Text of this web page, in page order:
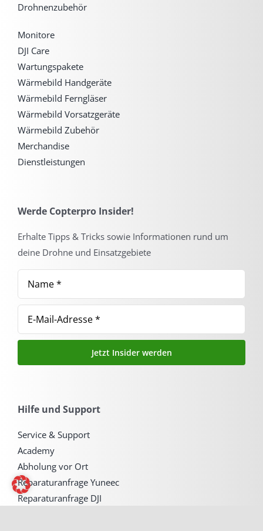
Drohnenzubehör
Monitore
DJI Care
Wartungspakete
Wärmebild Handgeräte
Wärmebild Ferngläser
Wärmebild Vorsatzgeräte
Wärmebild Zubehör
Merchandise
Dienstleistungen
Werde Copterpro Insider!
Erhalte Tipps & Tricks sowie Informationen rund um
deine Drohne und Einsatzgebiete
Jetzt Insider werden
Hilfe und Support
Service & Support
Academy
Abholung vor Ort
Reparaturanfrage Yuneec
Reparaturanfrage DJI